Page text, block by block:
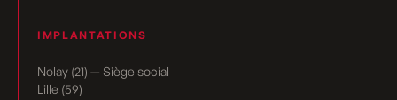
IMPLANTATIONS
Nolay (21) — Siège social
Lille (59)